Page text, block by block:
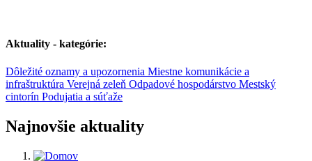
Aktuality - kategórie:
Dôležité oznamy a upozornenia Miestne komunikácie a
infraštruktúra Verejná zeleň Odpadové hospodárstvo Mestský
cintorín Podujatia a súťaže
Najnovšie aktuality